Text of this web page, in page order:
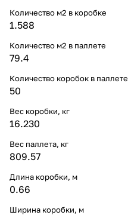
Количество м2 в коробке
1.588
Количество м2 в паллете
79.4
Количество коробок в паллете
50
Вес коробки, кг
16.230
Вес паллета, кг
809.57
Длина коробки, м
0.66
Ширина коробки, м